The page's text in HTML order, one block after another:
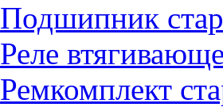
Подшипник
Реле
Ремкомплект